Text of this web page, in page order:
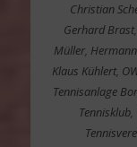
Christian
Gerhard Brast,
Müller,
Klaus Kühlert,
Tennisanlage
Tennisklub,